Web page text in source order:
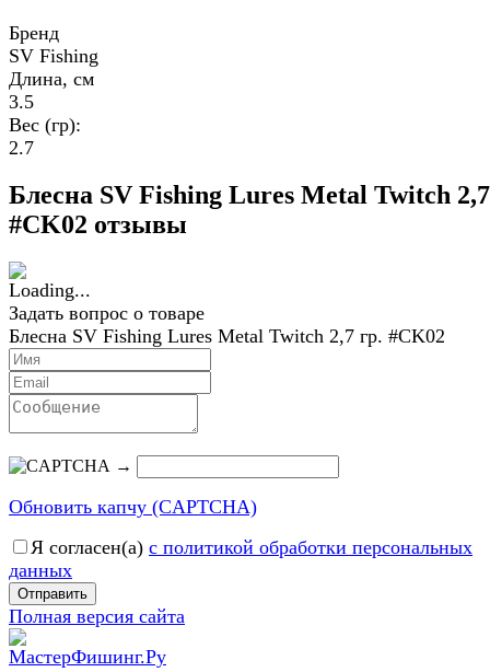
Бренд
SV Fishing
Длина, см
3.5
Вес (гр):
2.7
Блесна SV Fishing Lures Metal Twitch
#CK02 отзывы
Задать вопрос о товаре
Блесна SV Fishing Lures Metal Twitch 2,7 гр. #CK02
→
Обновить капчу (CAPTCHA)
Я согласен(a) с политикой обработки персональных
данных
Отправить
Полная версия сайта